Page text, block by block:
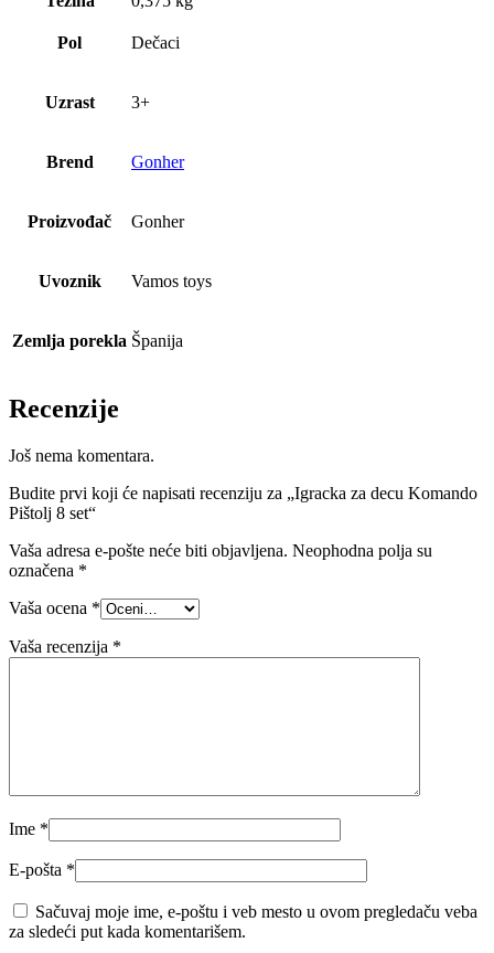
Pol Dečaci
Uzrast 3+
Brend Gonher
Proizvođač Gonher
Uvoznik Vamos toys
Zemlja porekla Španija
Recenzije
Još nema komentara.
Budite prvi koji će napisati recenziju za „Igracka za decu Komando
Pištolj 8 set“
Vaša adresa e-pošte neće biti objavljena. Neophodna polja su
označena *
Vaša ocena *
Vaša recenzija *
Ime *
E-pošta *
Sačuvaj moje ime, e-poštu i veb mesto u ovom pregledaču veba
za sledeći put kada komentarišem.